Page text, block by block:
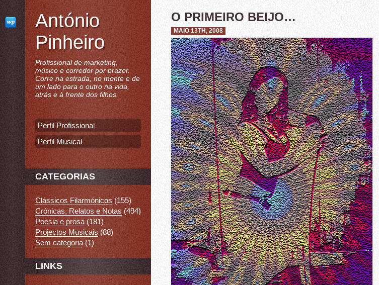
O PRIMEIRO BEIJO…
MAIO 13TH, 2008
António
Pinheiro
Profissional de marketing,
músico e corredor por prazer.
Corre na estrada, no monte e de
um lado para o outro na vida,
atrás e à frente dos filhos.
Perfil Profissional
Perfil Musical
CATEGORIAS
Clássicos Filarmónicos (155)
Crónicas, Relatos e Notas (494)
Poesia e prosa (181)
Projectos Musicais (88)
Sem categoria (1)
LINKS